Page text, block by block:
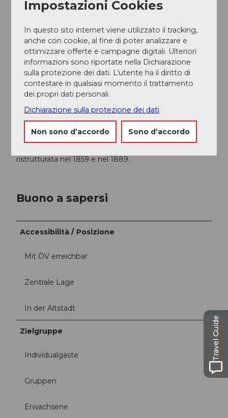
w
z
dell'orologio sono montati in cima ai timpani e il
a forma di testa di drago risalgono a epoche
precedenti. La guglia termina con una piramide a
punta d'ago con una cupola ottagonale a lanterna.
Una torretta di colmo esagonale si trova sul tetto
sopra l'abside. Una targa sulla parete meridionale della
chiesa ricorda il Landamman Alois von Reding e il
vecchio cimitero. Alois von Reding (1765-1818) fu il
vincitore di Rothenthurm, un oppositore del
centralismo elvetico e il primo Landammann della
Svizzera. Una lapide al posto dell'ingresso dell'ex cripta
ristrutturata nel 1859 e nel 1889.
Buono a sapersi
Accessibilità / Posizione
Mit ÖV erreichbar
Zentrale Lage
In der Altstadt
Zielgruppe
Individualgäste
Gruppen
Erwachsene
Impostazioni Cookies
In questo sito internet viene utilizzato il tracking,
anche con cookie, al fine di poter analizzare e
ottimizzare offerte e campagne digitali. Ulteriori
informazioni sono riportate nella Dichiarazione
sulla protezione dei dati. L’utente ha il diritto di
contestare in qualsiasi momento il trattamento
dei propri dati personali.
Dichiarazione sulla protezione dei dati
Non sono d’accordo Sono d’accordo
Travel Guide